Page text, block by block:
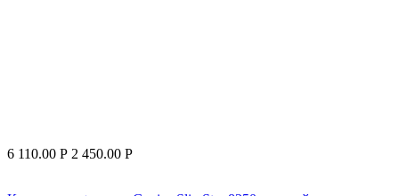
6 110.00 Р 2 450.00 Р